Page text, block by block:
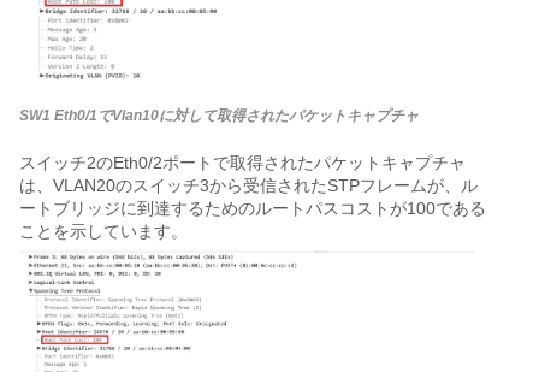
SW1 Eth0/1でVlan10に対して取得されたパケットキャプチャ
スイッチ2のEth0/2ポートで取得されたパケットキャプチャ
は、VLAN20のスイッチ3から受信されたSTPフレームが、ル
ートブリッジに到達するためのルートパスコストが100である
ことを示しています。